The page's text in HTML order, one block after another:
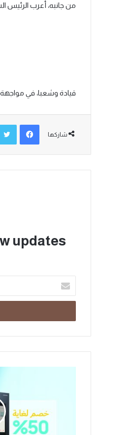
من جانبه، أعرب الرئيس
قيادة وشعبا، في مواجهة
شاركها
updates!